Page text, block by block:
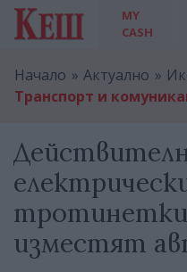
MY
CASH
Начало Актуално
Транспорт и
изместят